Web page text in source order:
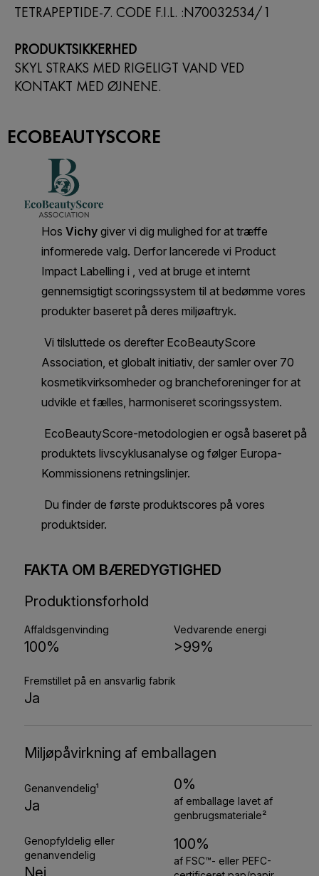
TETRAPEPTIDE-7. CODE F.I.L. :N70032534/1
PRODUKTSIKKERHED
SKYL STRAKS MED RIGELIGT VAND VED
KONTAKT MED ØJNENE.
ECOBEAUTYSCORE